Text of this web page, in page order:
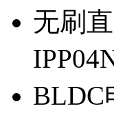
无刷
BLDC